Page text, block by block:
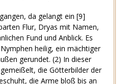
da gelangt ein [9]
Flur, Dryas mit Namen,
Fund und Anblick. Es
heilig, ein mächtiger
gerundet. (2) In dieser
die Götterbilder der
die Arme bloß bis an